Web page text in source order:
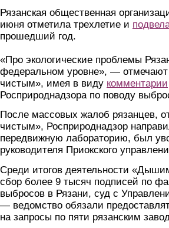
Рязанская общественная
июня отметила трехлетие и
прошедший год.
«Про экологические проблемы
федеральном уровне», —
чистым», имея в виду комментарии
Росприроднадзора по поводу
После массовых жалоб рязанцев,
чистым», Росприроднадзор
передвижную лабораторию, был
руководителя Приокского
Среди итогов деятельности
сбор более 9 тысяч подписей по
выбросов в Рязани, суд с
— ведомство обязали
на запросы по пяти рязанским